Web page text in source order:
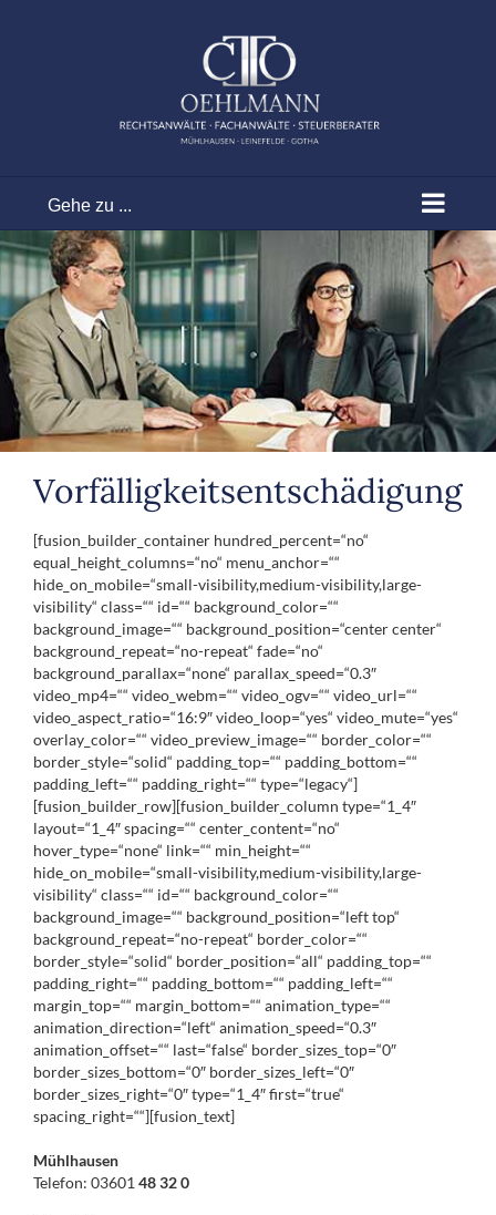
Gehe zu ...
Vorfälligkeitsentschädigung
[fusion_builder_container hundred_percent=“no“
equal_height_columns=“no“ menu_anchor=““
hide_on_mobile=“small-visibility,medium-visibility,large-
visibility“ class=““ id=““ background_color=““
background_image=““ background_position=“center center“
background_repeat=“no-repeat“ fade=“no“
background_parallax=“none“ parallax_speed=“0.3″
video_mp4=““ video_webm=““ video_ogv=““ video_url=““
video_aspect_ratio=“16:9″ video_loop=“yes“ video_mute=“yes“
overlay_color=““ video_preview_image=““ border_color=““
border_style=“solid“ padding_top=““ padding_bottom=““
padding_left=““ padding_right=““ type=“legacy“]
[fusion_builder_row][fusion_builder_column type=“1_4″
layout=“1_4″ spacing=““ center_content=“no“
hover_type=“none“ link=““ min_height=““
hide_on_mobile=“small-visibility,medium-visibility,large-
visibility“ class=““ id=““ background_color=““
background_image=““ background_position=“left top“
background_repeat=“no-repeat“ border_color=““
border_style=“solid“ border_position=“all“ padding_top=““
padding_right=““ padding_bottom=““ padding_left=““
margin_top=““ margin_bottom=““ animation_type=““
animation_direction=“left“ animation_speed=“0.3″
animation_offset=““ last=“false“ border_sizes_top=“0″
border_sizes_bottom=“0″ border_sizes_left=“0″
border_sizes_right=“0″ type=“1_4″ first=“true“
spacing_right=““][fusion_text]
Mühlhausen
Telefon: 03601 48 32 0